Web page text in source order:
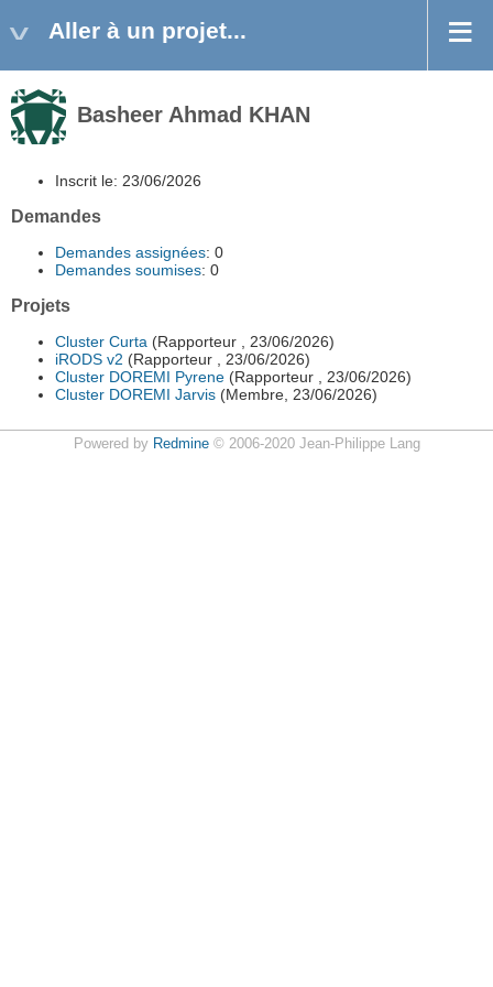
Aller à un projet...
Basheer Ahmad KHAN
Inscrit le: 23/06/2026
Demandes
Demandes assignées: 0
Demandes soumises: 0
Projets
Cluster Curta (Rapporteur , 23/06/2026)
iRODS v2 (Rapporteur , 23/06/2026)
Cluster DOREMI Pyrene (Rapporteur , 23/06/2026)
Cluster DOREMI Jarvis (Membre, 23/06/2026)
Powered by Redmine© 2006-2020 Jean-Philippe Lang